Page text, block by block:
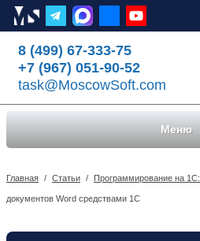
8 (499) 67-333-75
+7 (967) 051-90-52
task@MoscowSoft.com
Меню
Главная / Статьи / Программирование на
документов Word средствами 1С